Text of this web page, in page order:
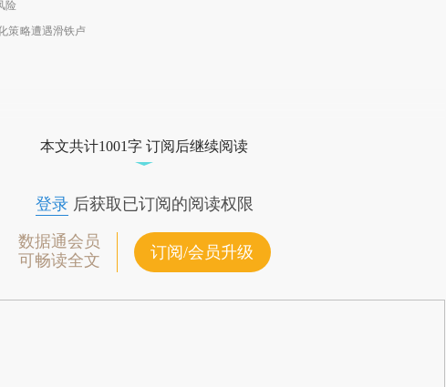
险
策略遭遇滑铁卢
本文共计1001字 订阅后继续阅读
登录后获取已订阅的阅读权限
数据通会员
可畅读全文
订阅/会员升级